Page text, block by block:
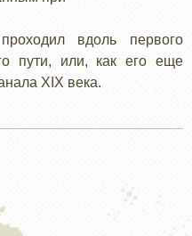
вдоль первого
пути, или, как его еще
XIX века.